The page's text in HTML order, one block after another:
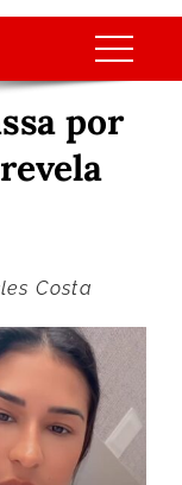
por
Costa